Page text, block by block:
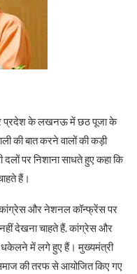
प्रदेश के लखनऊ में छठ पूजा के
की बात करने वालों की कड़ी
पर निशाना साधते हुए कहा कि
हैं।
कांग्रेस और नेशनल कॉन्फ्रेंस पर
नहीं देखना चाहते हैं. कांग्रेस और
में लगे हुए हैं। मुख्यमंत्री
की तरफ से आयोजित किए गए